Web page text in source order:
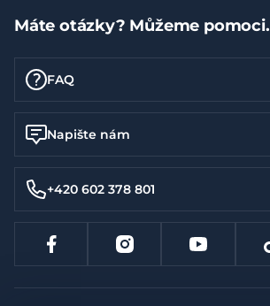
Máte otázky? Můžeme pomoci.
FAQ
Napište nám
+420 602 378 801